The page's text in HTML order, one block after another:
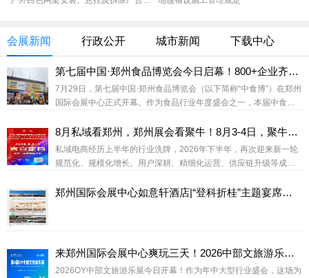
会展新闻 行政公开 城市新闻 下载中心
第七届中国·郑州食品博览会今日启幕！800+企业齐聚郑州，共探食品产业增长新路径
7月29日，第七届中国·郑州食品博览会（以下简称“中食博”）在郑州
国际会展中心正式开幕。作为食品行业年度盛会之一，本届中食博
牌方、渠道采购商、行业机构及专业观众，共同呈现食品产业链上
下游的新产品、新趋势与新机遇。本届展会覆盖休闲食品、麻辣食
品、膨化食品、糖果巧克力、饮品、方便食品、调味品以及食品产
8月私域看郑州，郑州展会看聚牛！8月3-4日，聚牛邀请大家共聚郑州国际会展中心！
私域电商经历上半年的行业洗牌，2026年下半年，再次迎来新一轮
规范化、规模化增长。用户深耕、精细化运营、供应链升级等成为
为全国私域直播中心，郑州凭借得天独厚的区位优势、完善的产业
郑州国际会展中心如意轩酒店|“登科折桂”主题宴席暖心上线！
来郑州国际会展中心爽玩三天！2026中部文旅游乐展今日开幕！
2026OY中部文旅游乐展今日开幕！作为年中大型行业盛会，这场为